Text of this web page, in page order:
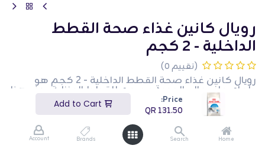
Price:
131.50
Home
Search
Brands
Account
رويال كانين غذاء صحة القطط
الداخلية - 2 كجم
(تقييم 0)
رويال كانين غذاء صحة القطط الداخلية - 2 كجم هو
طعام جاف عالي الجودة مصمم للقطط المنزلية. يوفر هذا
الكيس بوزن 2 كجم العناصر الغذائية الأساسية لدعم
الصحة العامة والحيوية. يتميز بتركيبة متوازنة تساعد في
الحفاظ على وزن صحي، وتقليل كرات الشعر، والسيطرة على
رائحة صندوق الفضلات. هذا المنتج مثالي لأصحاب القطط
الذين يبحثون عن نظام غذائي مغذي ومتوازن لقططهم